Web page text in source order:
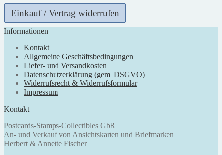
Einkauf / Vertrag widerrufen
Informationen
Kontakt
Allgemeine Geschäftsbedingungen
Liefer- und Versandkosten
Datenschutzerklärung (gem. DSGVO)
Widerrufsrecht & Widerrufsformular
Impressum
Kontakt
Postcards-Stamps-Collectibles GbR
An- und Verkauf von Ansichtskarten und Briefmarken
Herbert & Annette Fischer